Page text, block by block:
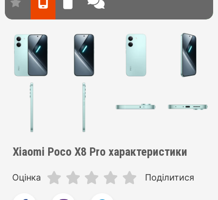
Xiaomi Poco X8 Pro характеристики
Оцінка Поділитися